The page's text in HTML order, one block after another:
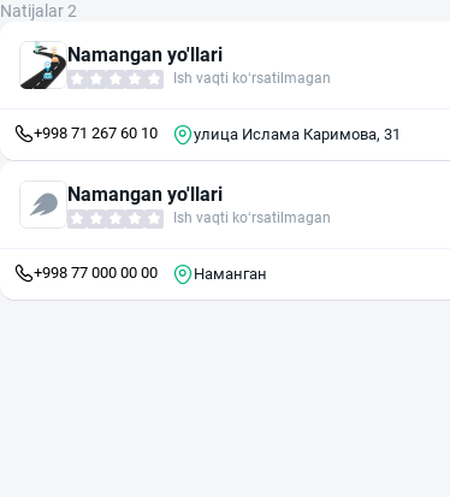
Natijalar 2
Namangan yo'llari
Ish vaqti ko‘rsatilmagan
+998 71 267 60 10 улица Ислама Каримова, 31
Namangan yo'llari
Ish vaqti ko‘rsatilmagan
+998 77 000 00 00 Наманган